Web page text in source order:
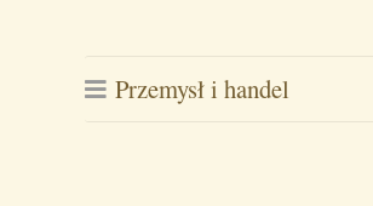
Przemysł i handel